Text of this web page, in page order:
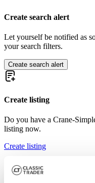
Create search alert
Let yourself be notified as
your search filters.
Create search alert
Create listing
Do you have a Crane-
listing now.
Create listing
Crane-Simplex listing